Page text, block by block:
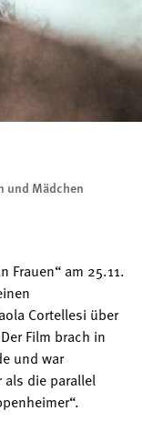
und Mädchen
Frauen“ am 25.11.
Cortellesi über
Film brach in
und war
als die parallel